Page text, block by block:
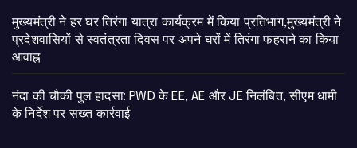
मुख्यमंत्री ने हर घर तिरंगा यात्रा कार्यक्रम में किया प्रतिभाग,मुख्यमंत्री ने
प्रदेशवासियों से स्वतंत्रता दिवस पर अपने घरों में तिरंगा फहराने का किया
आवाह्न
नंदा की चौकी पुल हादसा: PWD के EE, AE और JE निलंबित, सीएम धामी
के निर्देश पर सख्त कार्रवाई